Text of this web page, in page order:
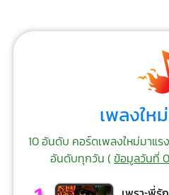
เพลงให
10 อันดับ คอร์ดเพลงใหม่มาแ
อันดับทุกวัน (ข้อมูลวันที่